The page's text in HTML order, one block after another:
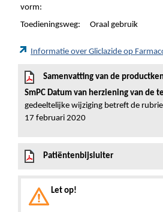
vorm:
Toedieningsweg: Oraal gebruik
Informatie over Gliclazide op
Samenvatting van de
SmPC Datum van herziening van de
gedeeltelijke wijziging betreft de
17 februari 2020
Patiëntenbijsluiter
Let op!